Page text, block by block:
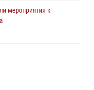
мероприятия к